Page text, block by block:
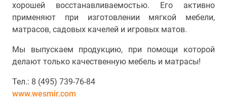
хорошей восстанавливаемостью. Его активно
применяют при изготовлении мягкой мебели,
матрасов, садовых качелей и игровых матов.
Мы выпускаем продукцию, при помощи которой
делают только качественную мебель и матрасы!
Тел.: 8 (495) 739-76-84
www.wesmir.com